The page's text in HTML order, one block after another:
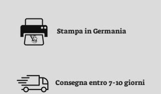
Stampa in Germania
Consegna entro 7-10 giorni